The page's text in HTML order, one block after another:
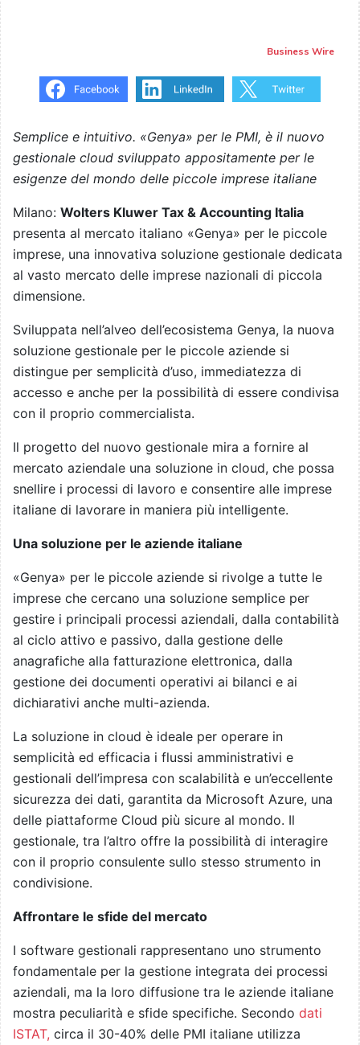
Business Wire
Semplice e intuitivo. «Genya» per le PMI, è il nuovo
gestionale cloud sviluppato appositamente per le
esigenze del mondo delle piccole imprese italiane
Milano: Wolters Kluwer Tax & Accounting Italia
presenta al mercato italiano «Genya» per le piccole
imprese, una innovativa soluzione gestionale dedicata
al vasto mercato delle imprese nazionali di piccola
dimensione.
Sviluppata nell’alveo dell’ecosistema Genya, la nuova
soluzione gestionale per le piccole aziende si
distingue per semplicità d’uso, immediatezza di
accesso e anche per la possibilità di essere condivisa
con il proprio commercialista.
Il progetto del nuovo gestionale mira a fornire al
mercato aziendale una soluzione in cloud, che possa
snellire i processi di lavoro e consentire alle imprese
italiane di lavorare in maniera più intelligente.
Una soluzione per le aziende italiane
«Genya» per le piccole aziende si rivolge a tutte le
imprese che cercano una soluzione semplice per
gestire i principali processi aziendali, dalla contabilità
al ciclo attivo e passivo, dalla gestione delle
anagrafiche alla fatturazione elettronica, dalla
gestione dei documenti operativi ai bilanci e ai
dichiarativi anche multi-azienda.
La soluzione in cloud è ideale per operare in
semplicità ed efficacia i flussi amministrativi e
gestionali dell’impresa con scalabilità e un’eccellente
sicurezza dei dati, garantita da Microsoft Azure, una
delle piattaforme Cloud più sicure al mondo. Il
gestionale, tra l’altro offre la possibilità di interagire
con il proprio consulente sullo stesso strumento in
condivisione.
Affrontare le sfide del mercato
I software gestionali rappresentano uno strumento
fondamentale per la gestione integrata dei processi
aziendali, ma la loro diffusione tra le aziende italiane
mostra peculiarità e sfide specifiche. Secondo dati
ISTAT, circa il 30-40% delle PMI italiane utilizza